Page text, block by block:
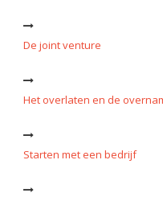
De joint venture
Het overlaten en de
Starten met een bedrijf